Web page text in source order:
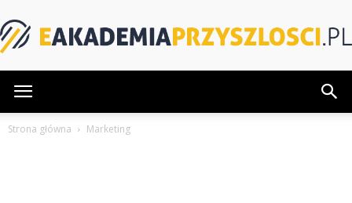
Strona główna Marketing